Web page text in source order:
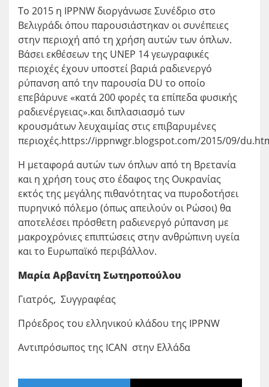
Το 2015 η IPPNW διοργάνωσε Συνέδριο στο
Βελιγράδι όπου παρουσιάστηκαν οι συνέπειες
στην περιοχή από τη χρήση αυτών των όπλων.
Βάσει εκθέσεων της UNEP 14 γεωγραφικές
περιοχές έχουν υποστεί βαριά ραδιενεργό
ρύπανση από την παρουσία DU το οποίο
επεβάρυνε «κατά 200 φορές τα επίπεδα φυσικής
ραδιενέργειας».και διπλασιασμό των
κρουσμάτων λευχαιμίας στις επιβαρυμένες
περιοχές.https://ippnwgr.blogspot.com/2015/09/
Η μεταφορά αυτών των όπλων από τη Βρετανία
και η χρήση τους στο έδαφος της Ουκρανίας
εκτός της μεγάλης πιθανότητας να πυροδοτήσει
πυρηνικό πόλεμο (όπως απειλούν οι Ρώσοι) θα
αποτελέσει πρόσθετη ραδιενεργό ρύπανση με
μακροχρόνιες επιπτώσεις στην ανθρώπινη υγεία
και το Ευρωπαϊκό περιβάλλον.
Μαρία Αρβανίτη Σωτηροπούλου
Γιατρός, Συγγραφέας
Πρόεδρος του ελληνικού κλάδου της IPPNW
Αντιπρόσωπος της ICAN στην Ελλάδα